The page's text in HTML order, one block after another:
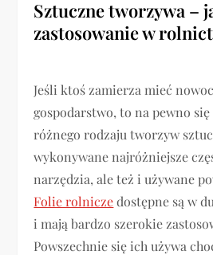
Sztuczne tworzywa –
zastosowanie w
Jeśli ktoś zamierza mieć
gospodarstwo, to na pewno
różnego rodzaju tworzyw
wykonywane najróżniejsze
narzędzia, ale też i używane
Folie rolniczedostępne są w
i mają bardzo szerokie
Powszechnie się ich używa